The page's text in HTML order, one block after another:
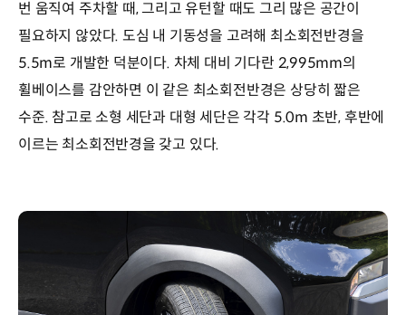
번 움직여 주차할 때, 그리고 유턴할 때도 그리 많은 공간이
필요하지 않았다. 도심 내 기동성을 고려해 최소회전반경을
5.5m로 개발한 덕분이다. 차체 대비 기다란 2,995mm의
휠베이스를 감안하면 이 같은 최소회전반경은 상당히 짧은
수준. 참고로 소형 세단과 대형 세단은 각각 5.0m 초반, 후반에
이르는 최소회전반경을 갖고 있다.